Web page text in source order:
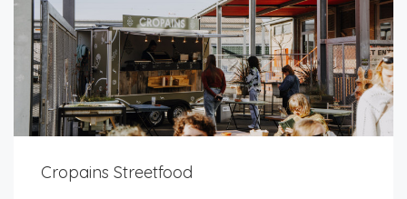
Cropains Streetfood